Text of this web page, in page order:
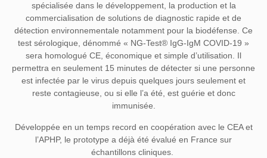
spécialisée dans le développement, la production et la
commercialisation de solutions de diagnostic rapide et de
détection environnementale notamment pour la biodéfense. Ce
test sérologique, dénommé « NG-Test®️ IgG-IgM COVID-19 »
sera homologué CE, économique et simple d’utilisation. Il
permettra en seulement 15 minutes de détecter si une personne
est infectée par le virus depuis quelques jours seulement et
reste contagieuse, ou si elle l’a été, est guérie et donc
immunisée.
Développée en un temps record en coopération avec le CEA et
l’APHP, le prototype a déjà été évalué en France sur
échantillons cliniques.